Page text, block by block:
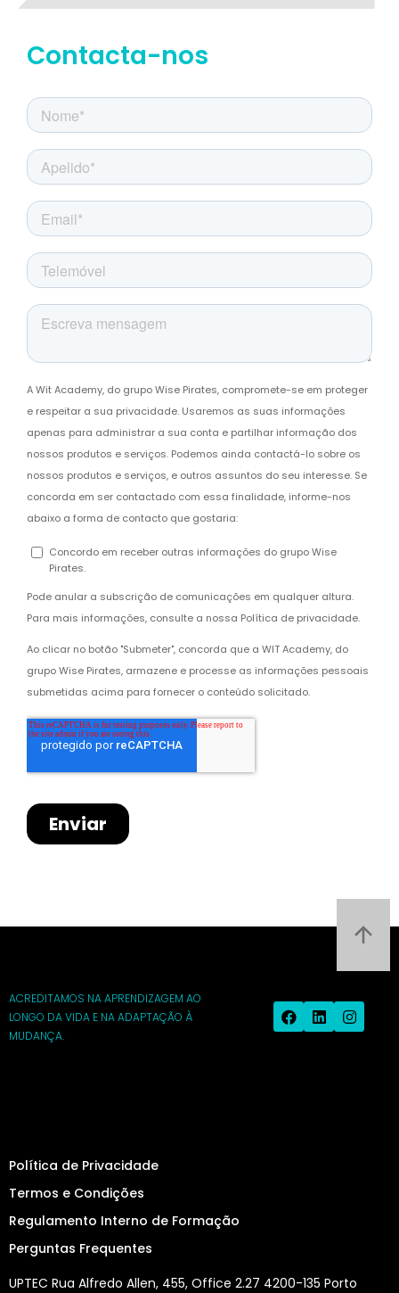
Contacta-nos
ACREDITAMOS NA APRENDIZAGEM AO
LONGO DA VIDA E NA ADAPTAÇÃO À
MUDANÇA.
Política de Privacidade
Termos e Condições
Regulamento Interno de Formação
Perguntas Frequentes
UPTEC Rua Alfredo Allen, 455, Office 2.27 4200-135 Porto